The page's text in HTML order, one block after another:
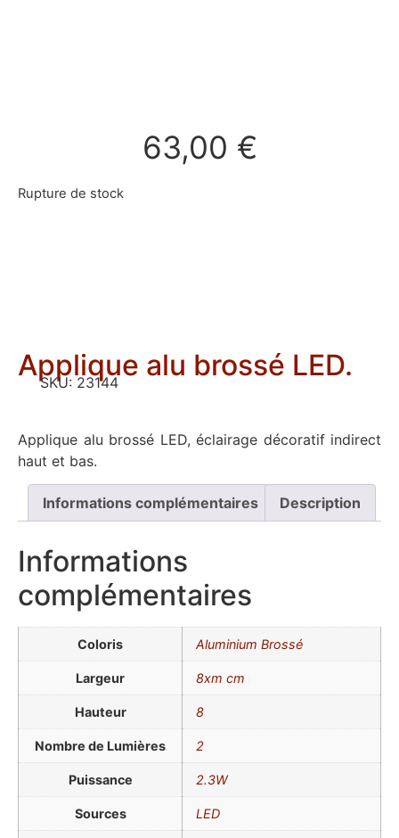
63,00 €
Rupture de stock
Applique alu brossé LED.
SKU: 23144
Applique alu brossé LED, éclairage décoratif indirect
haut et bas.
Informations complémentaires Description
Informations
complémentaires
Coloris Aluminium Brossé
Largeur 8xm cm
Hauteur 8
Nombre de Lumières 2
Puissance 2.3W
Sources LED